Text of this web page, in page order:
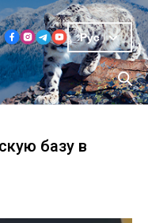
Рус
базу в